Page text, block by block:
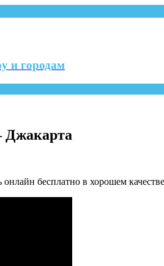
и городам
Джакарта
бесплатно в хорошем